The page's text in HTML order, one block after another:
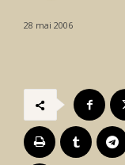
28 mai 2006